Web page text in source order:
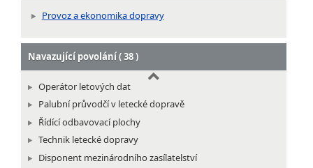
Provoz a ekonomika dopravy
Navazující povolání ( 38 )
Operátor letových dat
Palubní průvodčí v letecké dopravě
Řídící odbavovací plochy
Technik letecké dopravy
Disponent mezinárodního zasílatelství